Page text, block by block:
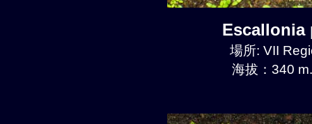
Escallonia
場所: VII
海拔：340